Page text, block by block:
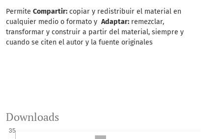
Permite Compartir: copiar y redistribuir el material en
cualquier medio o formato y Adaptar: remezclar,
transformar y construir a partir del material, siempre y
cuando se citen el autor y la fuente originales
Downloads